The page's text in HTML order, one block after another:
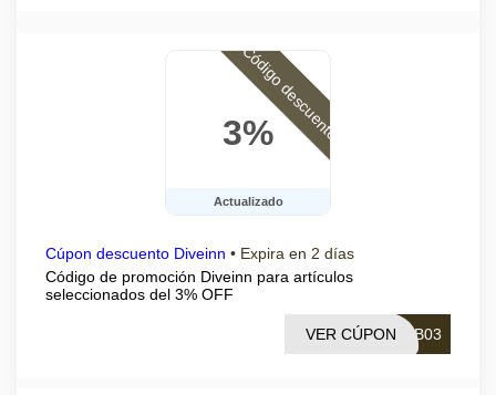
3%
Actualizado
Código descuento
Cúpon descuento Diveinn • Expira en 2 días
Código de promoción Diveinn para artículos
seleccionados del 3% OFF
LB03
VER CÚPON